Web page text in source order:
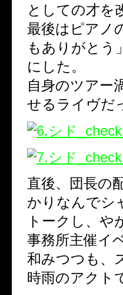
としての才を
最後はピアノ
もありがとう
にした。
自身のツアー
せるライヴだ
直後、団長の
かりなんでシ
トークし、や
事務所主催イ
和みつつも、
時雨のアクト